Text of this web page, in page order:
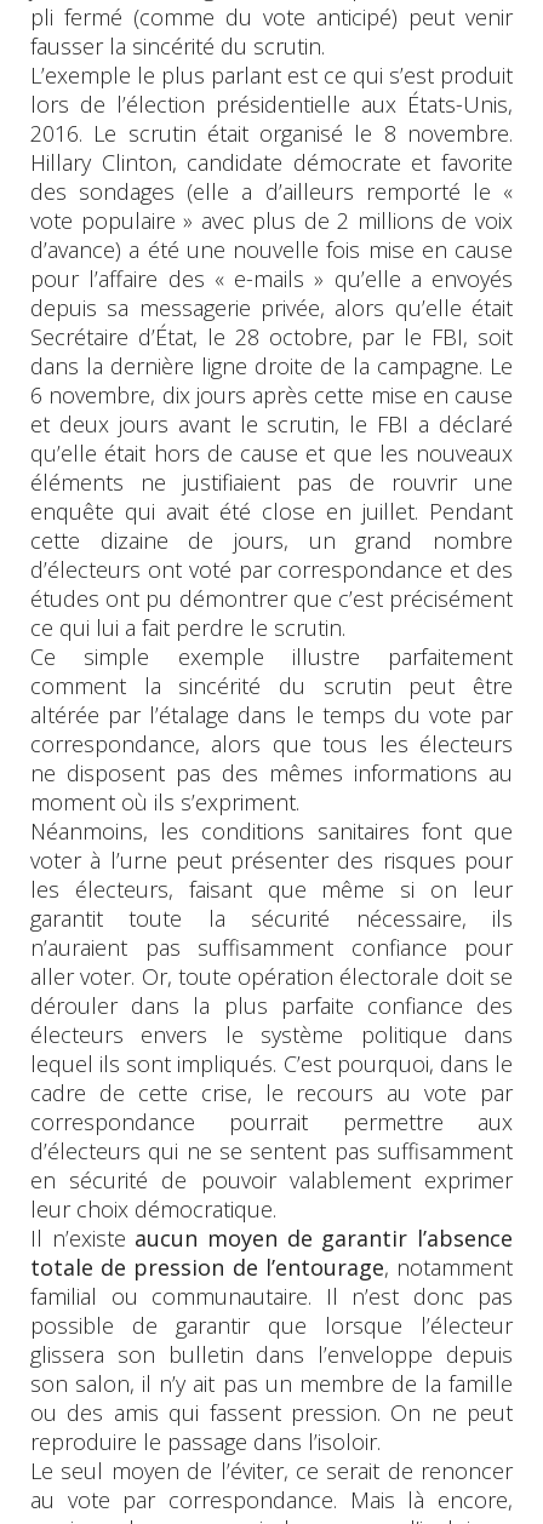
pli fermé (comme du vote anticipé) peut venir
fausser la sincérité du scrutin.
L’exemple le plus parlant est ce qui s’est produit
lors de l’élection présidentielle aux États-Unis,
2016. Le scrutin était organisé le 8 novembre.
Hillary Clinton, candidate démocrate et favorite
des sondages (elle a d’ailleurs remporté le «
vote populaire » avec plus de 2 millions de voix
d’avance) a été une nouvelle fois mise en cause
pour l’affaire des « e-mails » qu’elle a envoyés
depuis sa messagerie privée, alors qu’elle était
Secrétaire d’État, le 28 octobre, par le FBI, soit
dans la dernière ligne droite de la campagne. Le
6 novembre, dix jours après cette mise en cause
et deux jours avant le scrutin, le FBI a déclaré
qu’elle était hors de cause et que les nouveaux
éléments ne justifiaient pas de rouvrir une
enquête qui avait été close en juillet. Pendant
cette dizaine de jours, un grand nombre
d’électeurs ont voté par correspondance et des
études ont pu démontrer que c’est précisément
ce qui lui a fait perdre le scrutin.
Ce simple exemple illustre parfaitement
comment la sincérité du scrutin peut être
altérée par l’étalage dans le temps du vote par
correspondance, alors que tous les électeurs
ne disposent pas des mêmes informations au
moment où ils s’expriment.
Néanmoins, les conditions sanitaires font que
voter à l’urne peut présenter des risques pour
les électeurs, faisant que même si on leur
garantit toute la sécurité nécessaire, ils
n’auraient pas suffisamment confiance pour
aller voter. Or, toute opération électorale doit se
dérouler dans la plus parfaite confiance des
électeurs envers le système politique dans
lequel ils sont impliqués. C’est pourquoi, dans le
cadre de cette crise, le recours au vote par
correspondance pourrait permettre aux
d’électeurs qui ne se sentent pas suffisamment
en sécurité de pouvoir valablement exprimer
leur choix démocratique.
Il n’existe aucun moyen de garantir l’absence
totale de pression de l’entourage, notamment
familial ou communautaire. Il n’est donc pas
possible de garantir que lorsque l’électeur
glissera son bulletin dans l’enveloppe depuis
son salon, il n’y ait pas un membre de la famille
ou des amis qui fassent pression. On ne peut
reproduire le passage dans l’isoloir.
Le seul moyen de l’éviter, ce serait de renoncer
au vote par correspondance. Mais là encore,